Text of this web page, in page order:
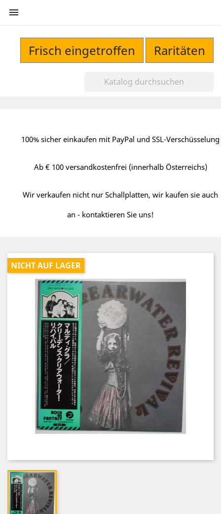

Frisch eingetroffen Raritäten
100% sicher einkaufen mit PayPal und SSL-Verschüsselung
Ab € 100 versandkostenfrei (innerhalb Österreichs)
Wir verkaufen nicht nur Schallplatten, wir kaufen sie auch
an - kontaktieren Sie uns!
NICHT AUF LAGER